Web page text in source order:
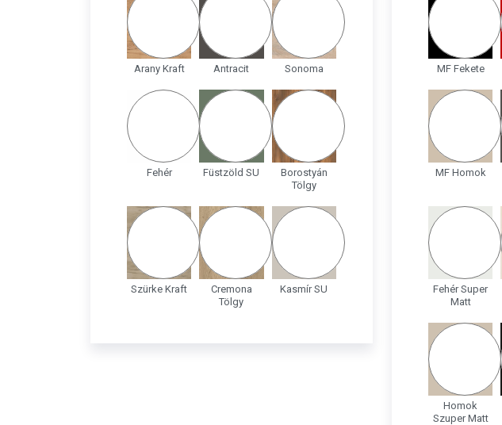
Arany Kraft Antracit Sonoma
Fehér Füstzöld SU
Borostyán
Tölgy
Szürke Kraft
Cremona
Tölgy
Kasmír SU
MF Fekete
MF Homok
Fehér Super
Matt
Homok
Szuper Matt